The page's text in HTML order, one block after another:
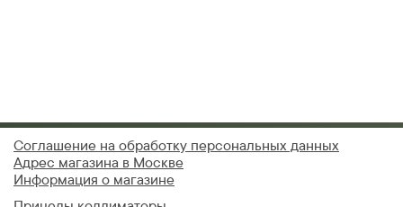
Соглашение на обработку персональных данных
Адрес магазина в Москве
Информация о магазине